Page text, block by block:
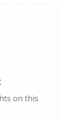
on this